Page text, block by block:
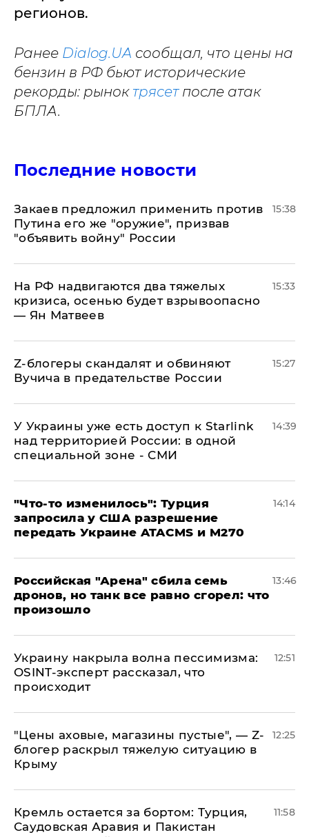
регионов.
Ранее Dialog.UA сообщал, что цены на
бензин в РФ бьют исторические
рекорды: рынок трясетпосле атак
БПЛА.
Последние новости
Закаев предложил применить против
Путина его же "оружие", призвав
"объявить войну" России
15:38
На РФ надвигаются два тяжелых
кризиса, осенью будет взрывоопасно
— Ян Матвеев
15:33
Z-блогеры скандалят и обвиняют
Вучича в предательстве России
15:27
У Украины уже есть доступ к Starlink
над территорией России: в одной
специальной зоне - СМИ
14:39
​"Что-то изменилось": Турция
запросила у США разрешение
передать Украине ATACMS и M270
14:14
​Российская "Арена" сбила семь
дронов, но танк все равно сгорел: что
произошло
13:46
​Украину накрыла волна пессимизма:
OSINT-эксперт рассказал, что
происходит
12:51
​"Цены аховые, магазины пустые", — Z-
блогер раскрыл тяжелую ситуацию в
Крыму
12:25
​Кремль остается за бортом: Турция,
Саудовская Аравия и Пакистан
11:58